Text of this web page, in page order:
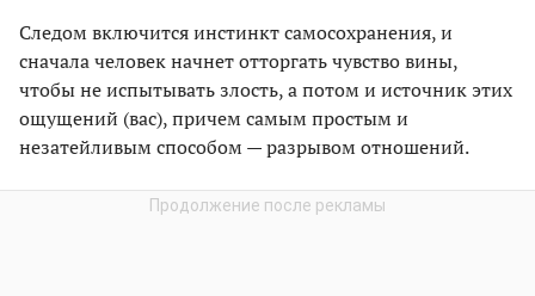
Следом включится инстинкт самосохранения, и
сначала человек начнет отторгать чувство вины,
чтобы не испытывать злость, а потом и источник этих
ощущений (вас), причем самым простым и
незатейливым способом — разрывом отношений.